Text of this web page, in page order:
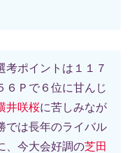
考ポイントは１１７
６Ｐで６位に甘んじ
井咲桜に苦しみなが
では長年のライバル
、今大会好調の芝田